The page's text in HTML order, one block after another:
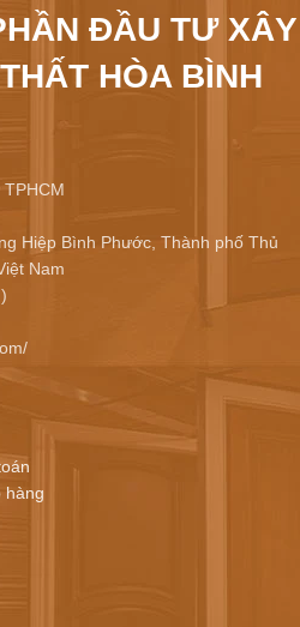
ĐẦU TƯ XÂY
HÒA BÌNH
Hiệp Bình Phước, Thành phố Thủ
Nam
hàng